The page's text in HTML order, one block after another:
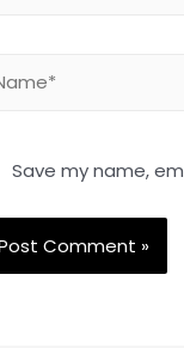
Save my name,